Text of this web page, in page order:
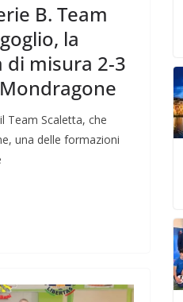
B. Team
la
misura 2-3
Team Scaletta, che
una delle formazioni